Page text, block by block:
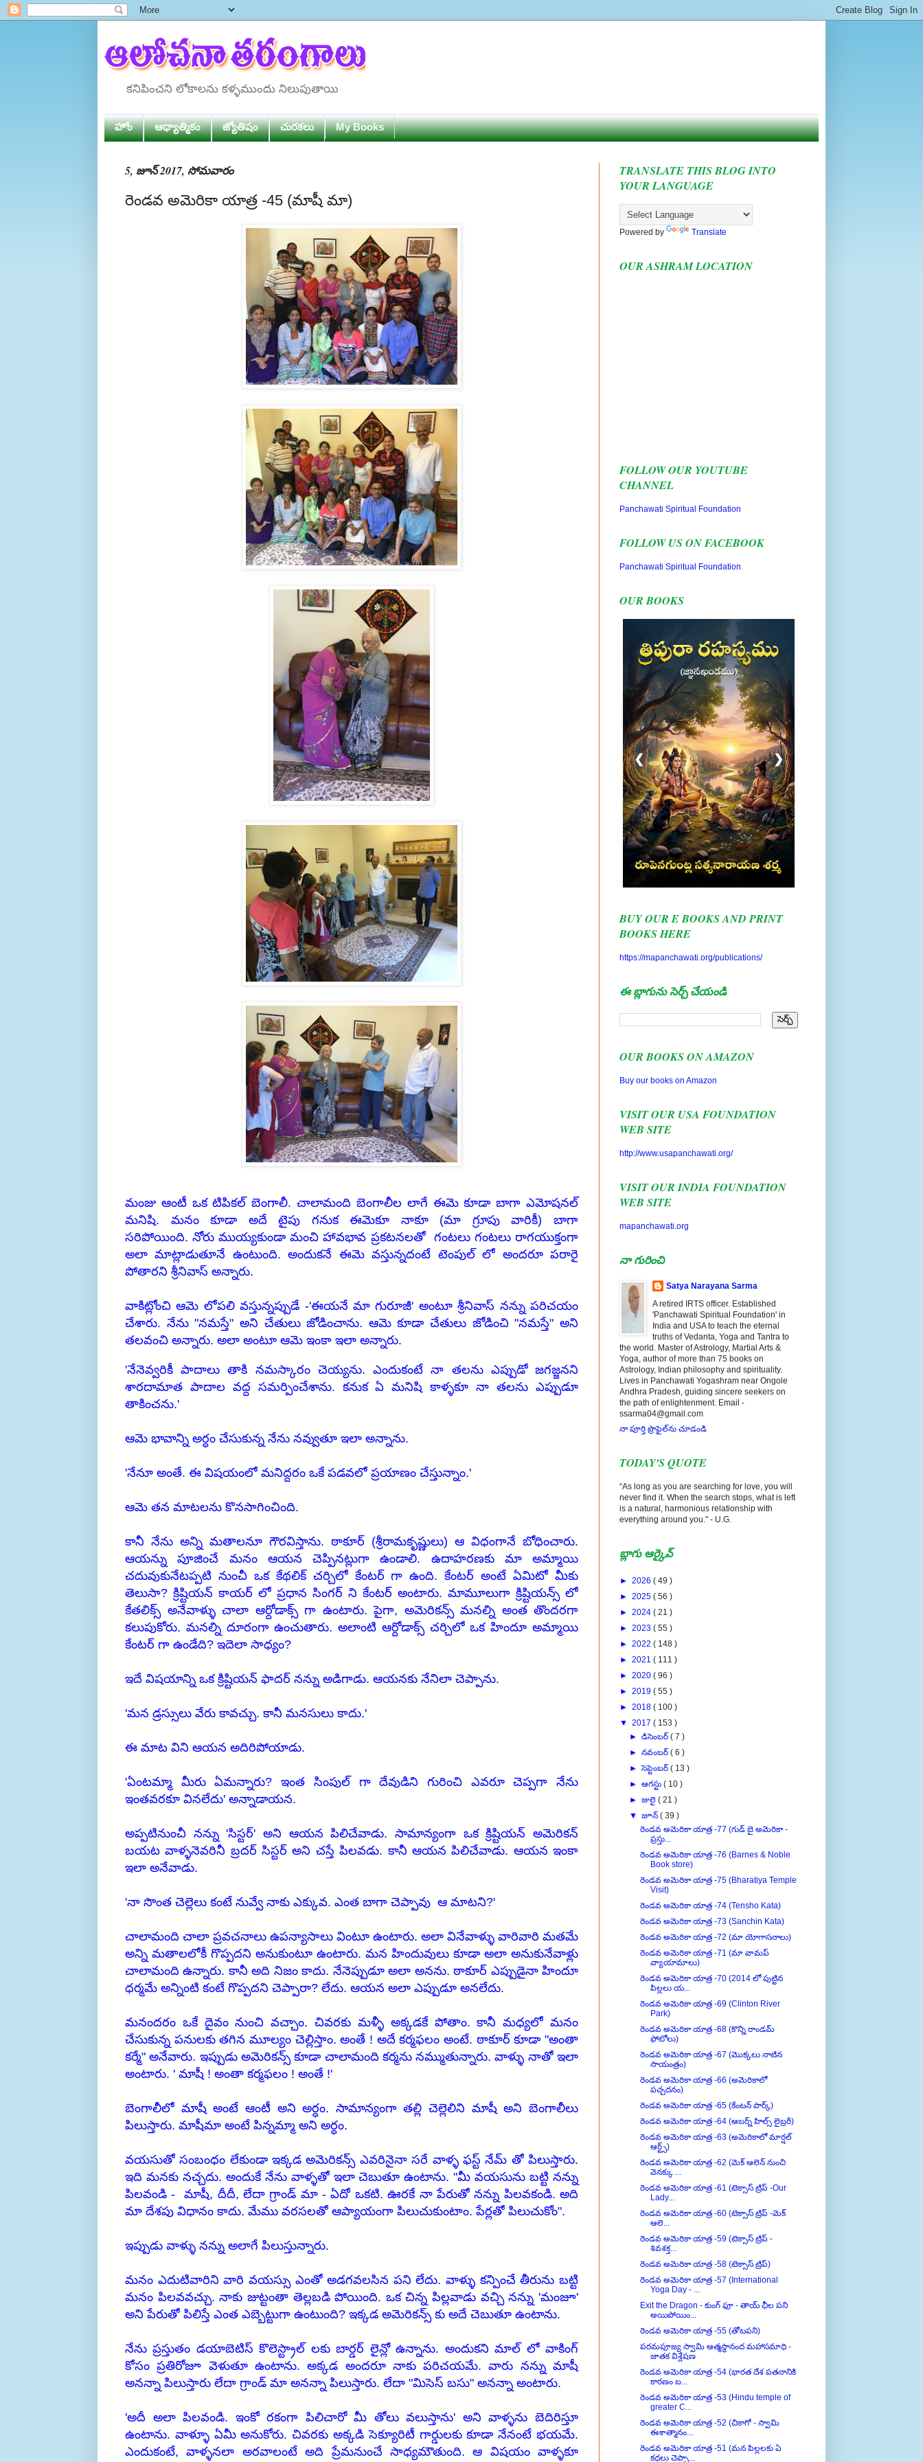
కనిపించని లోకాలను కళ్ళముందు నిలుపుతాయి
హోం ఆధ్యాత్మికం జ్యోతిషం చురకలు My Books
5, జూన్ 2017, సోమవారం
రెండవ అమెరికా యాత్ర -45 (మాషీ మా)
మంజు ఆంటీ ఒక టిపికల్ బెంగాలీ. చాలామంది బెంగాలీల లాగే ఈమె కూడా బాగా ఎమోషనల్
మనిషి. మనం కూడా అదే టైపు గనుక ఈమెకూ నాకూ (మా గ్రూపు వారికీ) బాగా
సరిపోయింది.నోరు ముయ్యకుండామంచి హావభావ ప్రకటనలతో గంటలు గంటలు రాగయుక్తంగా
అలా మాట్లాడుతూనే ఉంటుంది. అందుకనే ఈమె వస్తున్నదంటే టెంపుల్ లో అందరూ పరారై
పోతారని శ్రీనివాస్ అన్నారు.
వాకిట్లోంచి ఆమె లోపలి వస్తున్నప్పుడే -'ఈయనే మా గురూజీ' అంటూ శ్రీనివాస్ నన్ను పరిచయం
చేశారు. నేను "నమస్తే" అని చేతులు జోడించాను. ఆమె కూడా చేతులు జోడించి "నమస్తే" అని
తలవంచి అన్నారు. అలా అంటూ ఆమె ఇంకా ఇలా అన్నారు.
'నేనెవ్వరికీ పాదాలు తాకి నమస్కారం చెయ్యను. ఎందుకంటే నా తలను ఎప్పుడో జగజ్జనని
శారదామాత పాదాల వద్ద సమర్పించేశాను. కనుక ఏ మనిషి కాళ్ళకూ నా తలను ఎప్పుడూ
తాకించను.'
ఆమె భావాన్ని అర్ధం చేసుకున్న నేను నవ్వుతూ ఇలా అన్నాను.
'నేనూ అంతే. ఈ విషయంలో మనిద్దరం ఒకే పడవలో ప్రయాణం చేస్తున్నాం.'
ఆమె తన మాటలను కొనసాగించింది.
కానీ నేను అన్ని మతాలనూ గౌరవిస్తాను. ఠాకూర్ (శ్రీరామకృష్ణులు) ఆ విధంగానే బోధించారు.
ఆయన్ను పూజించే మనం ఆయన చెప్పినట్లుగా ఉండాలి. ఉదాహరణకు మా అమ్మాయి
చదువుకునేటప్పటి నుంచీ ఒక కేథలిక్ చర్చిలో కేంటర్ గా ఉంది. కేంటర్ అంటే ఏమిటో మీకు
తెలుసా? క్రిష్టియన్ కాయర్ లో ప్రధాన సింగర్ ని కేంటర్ అంటారు. మామూలుగా క్రిష్టియన్స్ లో
కేతలిక్స్ అనేవాళ్ళు చాలా ఆర్దోడాక్స్ గా ఉంటారు. పైగా, అమెరికన్స్ మనల్ని అంత తొందరగా
కలుపుకోరు. మనల్ని దూరంగా ఉంచుతారు. అలాంటి ఆర్దోడాక్స్ చర్చిలో ఒక హిందూ అమ్మాయి
కేంటర్ గా ఉండేది? ఇదెలా సాధ్యం?
ఇదే విషయాన్ని ఒక క్రిష్టియన్ ఫాదర్ నన్ను అడిగాడు. ఆయనకు నేనిలా చెప్పాను.
'మన డ్రస్సులు వేరు కావచ్చు. కానీ మనసులు కాదు.'
ఈ మాట విని ఆయన అదిరిపోయాడు.
'ఏంటమ్మా మీరు ఏమన్నారు? ఇంత సింపుల్ గా దేవుడిని గురించి ఎవరూ చెప్పగా నేను
ఇంతవరకూ వినలేదు' అన్నాడాయన.
అప్పటినుంచీ నన్ను 'సిస్టర్' అని ఆయన పిలిచేవాడు. సామాన్యంగా ఒక క్రిష్టియన్ అమెరికన్
బయట వాళ్ళనెవరినీ బ్రదర్ సిస్టర్ అని చస్తే పిలవడు. కానీ ఆయన పిలిచేవాడు. ఆయన ఇంకా
ఇలా అనేవాడు.
'నా సొంత చెల్లెలు కంటే నువ్వే నాకు ఎక్కువ. ఎంత బాగా చెప్పావు ఆ మాటని?'
చాలామంది చాలా ప్రవచనాలు ఉపన్యాసాలు వింటూ ఉంటారు. అలా వినేవాళ్ళు వారివారి మతమే
అన్ని మతాలలోకీ గొప్పదని అనుకుంటూ ఉంటారు. మన హిందువులు కూడా అలా అనుకునేవాళ్లు
చాలామంది ఉన్నారు. కానీ అది నిజం కాదు. నేనెప్పుడూ అలా అనను. ఠాకూర్ ఎప్పుడైనా హిందూ
ధర్మమే అన్నింటి కంటే గొప్పదని చెప్పారా? లేదు. ఆయన అలా ఎప్పుడూ అనలేదు.
మనందరం ఒకే దైవం నుంచి వచ్చాం. చివరకు మళ్ళీ అక్కడకే పోతాం. కానీ మధ్యలో మనం
చేసుకున్న పనులకు తగిన మూల్యం చెల్లిస్తాం. అంతే ! అదే కర్మఫలం అంటే. ఠాకూర్ కూడా "అంతా
కర్మే" అనేవారు. ఇప్పుడు అమెరికన్స్ కూడా చాలామంది కర్మను నమ్ముతున్నారు. వాళ్ళు నాతో ఇలా
అంటారు. ' మాషీ ! అంతా కర్మఫలం ! అంతే !'
బెంగాలీలో మాషీ అంటే ఆంటీ అని అర్ధం. సామాన్యంగా తల్లి చెల్లెలిని మాషీ అని బెంగాలీలు
పిలుస్తారు. మాషీమా అంటే పిన్నమ్మా అని అర్ధం.
వయసుతో సంబంధం లేకుండా ఇక్కడ అమెరికన్స్ ఎవరినైనా సరే వాళ్ళ ఫస్ట్ నేమ్ తో పిలుస్తారు.
ఇది మనకు నచ్చదు. అందుకే నేను వాళ్ళతో ఇలా చెబుతూ ఉంటాను. "మీ వయసును బట్టి నన్ను
పిలవండి - మాషీ, దీదీ, లేదా గ్రాండ్ మా - ఏదో ఒకటి. ఊరకే నా పేరుతో నన్ను పిలవకండి. అది
మా దేశపు విధానం కాదు. మేము వరసలతో ఆప్యాయంగా పిలుచుకుంటాం. పేర్లతో పిలుచుకోం".
ఇప్పుడు వాళ్ళు నన్ను అలాగే పిలుస్తున్నారు.
మనం ఎదుటివారిని వారి వయస్సు ఎంతో అడగవలసిన పని లేదు. వాళ్ళు కన్పించే తీరును బట్టి
మనం పిలవవచ్చు. నాకు జుట్టంతా తెల్లబడి పోయింది. ఒక చిన్న పిల్లవాడు వచ్చి నన్ను 'మంజూ'
అని పేరుతో పిలిస్తే ఎంత ఎబ్బెట్టుగా ఉంటుంది? ఇక్కడ అమెరికన్స్ కు అదే చెబుతూ ఉంటాను.
నేను ప్రస్తుతం డయాబెటిస్ కొలెస్ట్రాల్ లకు బార్డర్ లైన్లో ఉన్నాను. అందుకని మాల్ లో వాకింగ్
కోసం ప్రతిరోజూ వెళుతూ ఉంటాను. అక్కడ అందరూ నాకు పరిచయమే. వారు నన్ను మాషీ
అనన్నా పిలుస్తారు లేదా గ్రాండ్ మా అనన్నా పిలుస్తారు. లేదా "మిసెస్ బసు" అనన్నా అంటారు.
'అదీ అలా పిలవండి. ఇంకో రకంగా పిలిచారో మీ తోలు వలుస్తాను' అని వాళ్ళను బెదిరిస్తూ
ఉంటాను. వాళ్ళూ ఏమీ అనుకోరు. చివరకు అక్కడి సెక్యూరిటీ గార్డులకు కూడా నేనంటే భయమే.
ఎందుకంటే, వాళ్ళనలా అరవాలంటే అది ప్రేమనుంచే సాధ్యమౌతుంది. ఆ విషయం వాళ్ళకూ
TRANSLATE THIS BLOG INTO
YOUR LANGUAGE
Powered by Translate
OUR ASHRAM LOCATION
FOLLOW OUR YOUTUBE
CHANNEL
Panchawati Spiritual Foundation
FOLLOW US ON FACEBOOK
Panchawati Spiritual Foundation
OUR BOOKS
❮ ❯
BOOKS HERE
WEB SITE
WEB SITE
A retired IRTS officer. Established
'Panchawati Spiritual Foundation' in
India and USA to teach the eternal
truths of Vedanta, Yoga and Tantra to
the world. Master of Astrology, Martial Arts &
Yoga, author of more than 75 books on
Astrology, Indian philosophy and spirituality.
Lives in Panchawati Yogashram near Ongole
Andhra Pradesh, guiding sincere seekers on
the path of enlightenment. Email -
ssarma04@gmail.com
నా పూర్తి ప్రొఫైల్‌ను చూడండి
never find it. When the search stops, what is left
is a natural, harmonious relationship with
everything around you." - U.G.
► 2025 ( 56 )
► 2024 ( 21 )
► 2023 ( 55 )
► 2022 ( 148 )
► 2021 ( 111 )
► 2020 ( 96 )
► 2019 ( 55 )
► 2018 ( 100 )
▼ 2017 ( 153 )
►డిసెంబర్( 7 )
►నవంబర్( 6 )
►సెప్టెంబర్( 13 )
►ఆగస్టు( 10 )
►జులై( 21 )
▼జూన్( 39 )
రెండవ అమెరికా యాత్ర -77 (గుడ్ బై అమెరికా -
ప్రస్తు...
రెండవ అమెరికా యాత్ర -76 (Barnes & Noble
Book store)
రెండవ అమెరికా యాత్ర -75 (Bharatiya Temple
Visit)
రెండవ అమెరికా యాత్ర -74 (Tensho Kata)
రెండవ అమెరికా యాత్ర -73 (Sanchin Kata)
రెండవ అమెరికా యాత్ర -72 (మా యోగాసనాలు)
రెండవ అమెరికా యాత్ర -71 (మా వామప్
వ్యాయామాలు)
రెండవ అమెరికా యాత్ర -70 (2014 లో పుట్టిన
పిల్లలు య...
రెండవ అమెరికా యాత్ర -69 (Clinton River
Park)
రెండవ అమెరికా యాత్ర -68 (కొన్ని రాండమ్
ఫోటోలు)
రెండవ అమెరికా యాత్ర -67 (మొక్కలు నాటిన
సాయంత్రం)
రెండవ అమెరికా యాత్ర -66 (అమెరికాలో
పచ్చదనం)
రెండవ అమెరికా యాత్ర -65 (కేంటన్ పార్క్)
రెండవ అమెరికా యాత్ర -64 (ఆబర్న్ హిల్స్ లైబ్రరీ)
రెండవ అమెరికా యాత్ర -63 (అమెరికాలో మార్షల్
ఆర్ట్స్)
రెండవ అమెరికా యాత్ర -62 (మెక్ ఆలెన్ నుంచి
వెనక్కు ...
రెండవ అమెరికా యాత్ర -61 (టెక్సాస్ ట్రిప్ -Our
Lady...
రెండవ అమెరికా యాత్ర -60 (టెక్సాస్ ట్రిప్ -మెక్
ఆలె...
రెండవ అమెరికా యాత్ర -59 (టెక్సాస్ ట్రిప్ -
శివశక్త...
రెండవ అమెరికా యాత్ర -58 (టెక్సాస్ ట్రిప్)
రెండవ అమెరికా యాత్ర -57 (International
Yoga Day - ...
Exit the Dragon - కుంగ్ ఫూ - తాయ్ ఛీల పని
అయిపోయిం...
రెండవ అమెరికా యాత్ర -55 (తోటపని)
పరమపూజ్య స్వామి ఆత్మస్థానంద మహాసమాధి -
జాతక విశ్లేషణ
రెండవ అమెరికా యాత్ర -54 (భారత దేశ పతనానికి
కారణం బ...
రెండవ అమెరికా యాత్ర -53 (Hindu temple of
greater C...
రెండవ అమెరికా యాత్ర -52 (చికాగో - స్వామి
ఈశాత్మానం...
రెండవ అమెరికా యాత్ర -51 (మన పిల్లలకు ఏ
కధలు చెప్పా...
రెండవ అమెరికా యాత్ర -50 (మాషీ మా)